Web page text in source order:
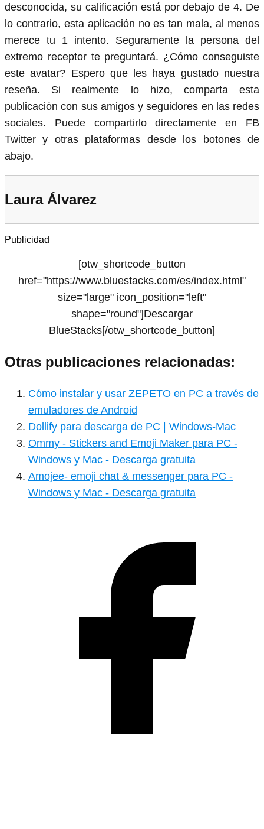
desconocida, su calificación está por debajo de 4. De
lo contrario, esta aplicación no es tan mala, al menos
merece tu 1 intento. Seguramente la persona del
extremo receptor te preguntará. ¿Cómo conseguiste
este avatar? Espero que les haya gustado nuestra
reseña. Si realmente lo hizo, comparta esta
publicación con sus amigos y seguidores en las redes
sociales. Puede compartirlo directamente en FB
Twitter y otras plataformas desde los botones de
abajo.
Laura Álvarez
Publicidad
[otw_shortcode_button
href="https://www.bluestacks.com/es/index.html"
size="large" icon_position="left"
shape="round"]Descargar
BlueStacks[/otw_shortcode_button]
Otras publicaciones relacionadas:
Cómo instalar y usar ZEPETO en PC a través de
emuladores de Android
Dollify para descarga de PC | Windows-Mac
Ommy - Stickers and Emoji Maker para PC -
Windows y Mac - Descarga gratuita
Amojee- emoji chat & messenger para PC -
Windows y Mac - Descarga gratuita